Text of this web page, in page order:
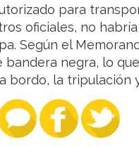
para
oficiales, no
Según el
bandera negra, lo
bordo, la tripulación